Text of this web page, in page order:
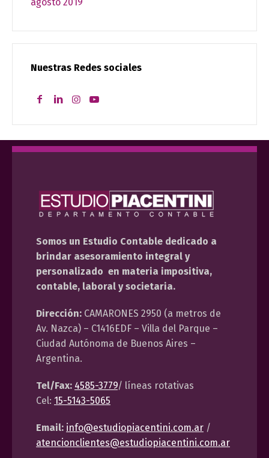
Nuestras Redes sociales
Somos un Estudio Contable dedicado a
brindar asesoramiento integral y
personalizado en materia impositiva,
contable, laboral y societaria.
Dirección: CAMARONES 2950 (a metros de
Av. Nazca) – C1416EDF – Villa del Parque –
Ciudad Autónoma de Buenos Aires –
Argentina.
Tel/Fax: 4585-3779/ líneas rotativas
Cel: 15-5143-5065
Email: info@estudiopiacentini.com.ar /
atencionclientes@estudiopiacentini.com.ar